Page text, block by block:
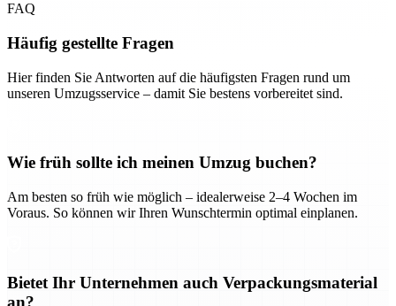
FAQ
Häufig gestellte Fragen
Hier finden Sie Antworten auf die häufigsten Fragen rund um
unseren Umzugsservice – damit Sie bestens vorbereitet sind.
Wie früh sollte ich meinen Umzug buchen?
Am besten so früh wie möglich – idealerweise 2–4 Wochen im
Voraus. So können wir Ihren Wunschtermin optimal einplanen.
Bietet Ihr Unternehmen auch Verpackungsmaterial
an?